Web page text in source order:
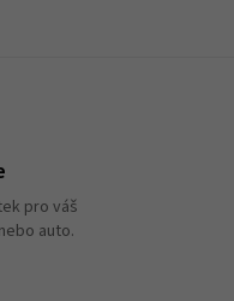
pro váš
auto.